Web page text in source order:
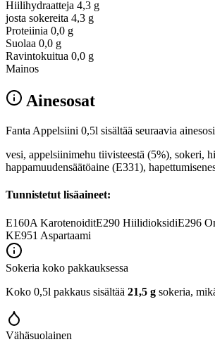
Hiilihydraatteja 4,3 g
josta sokereita 4,3 g
Proteiinia 0,0 g
Suolaa 0,0 g
Ravintokuitua 0,0 g
Mainos
Ainesosat
Fanta Appelsiini 0,5l sisältää seuraavia
vesi, appelsiinimehu tiivisteestä (5%), sokeri,
happamuudensäätöaine (E331),
Tunnistetut lisäaineet:
E160A KarotenoiditE290 HiilidioksidiE296
KE951 Aspartaami
Sokeria koko pakkauksessa
Koko 0,5l pakkaus sisältää 21,5 g sokeria,
Vähäsuolainen